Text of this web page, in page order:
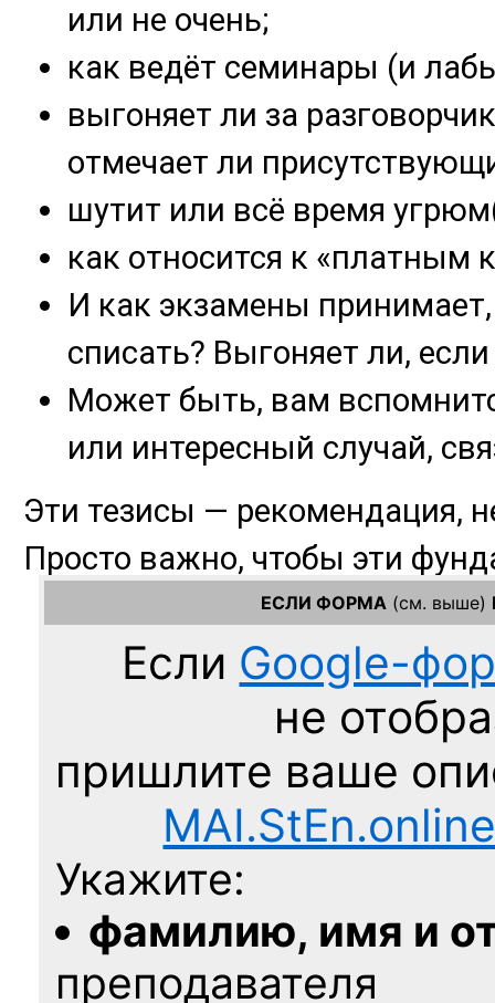
ЕСЛИ ФОРМА (см. выше)
Если Google-
не
пришлите ваше
Укажите:
фамилию, имя и
преподавателя